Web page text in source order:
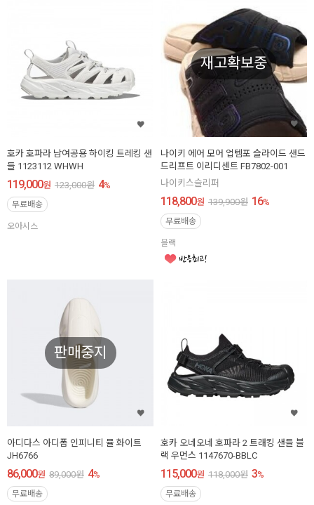
호카 호파라 남여공용 하이킹 트레킹 샌
들 1123112 WHWH
119,000원 123,000원 4%
무료배송
오아시스
재고확보중
나이키 에어 모어 업템포 슬라이드 샌드
드리프트 이리디센트 FB7802-001
나이키스슬리퍼
118,800원 139,900원 16%
무료배송
블랙
판매중지
아디다스 아디폼 인피니티 뮬 화이트
JH6766
86,000원 89,000원 4%
무료배송
호카 오네오네 호파라 2 트래킹 샌들 블
랙 우먼스 1147670-BBLC
115,000원 118,000원 3%
무료배송